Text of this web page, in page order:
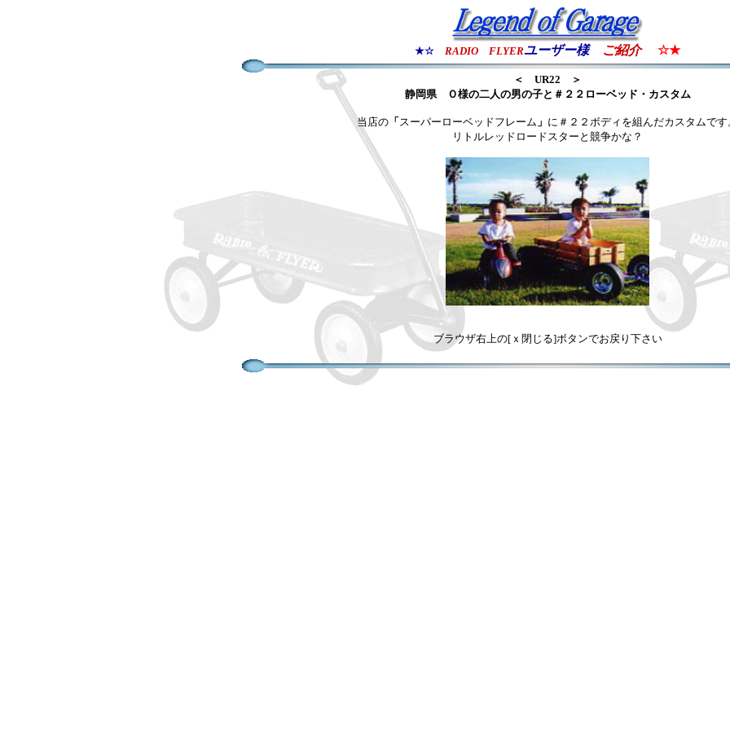
★☆ RADIO FLYERユーザー様ご紹介 ☆★
＜ UR22 ＞
静岡県
Ｏ様の二人の男の子と＃２２ローベッド・カスタム
当店の 「 スーパーローベッドフレーム 」 に＃２２ボディを組んだカスタムです
リトルレッドロードスターと競争かな？
ブラウザ右上の[ｘ閉じる]ボタンでお戻り下さい